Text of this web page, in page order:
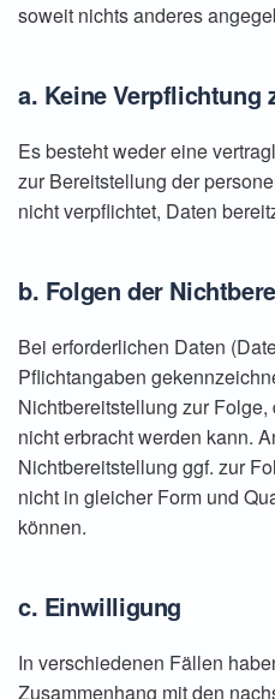
soweit nichts anderes
a. Keine Verpflichtung
Es besteht weder eine
zur Bereitstellung der
nicht verpflichtet, Daten
b. Folgen der
Bei erforderlichen Daten
Pflichtangaben
Nichtbereitstellung zur
nicht erbracht werden kann.
Nichtbereitstellung ggf. zur
nicht in gleicher Form und
können.
c. Einwilligung
In verschiedenen Fällen
Zusammenhang mit den